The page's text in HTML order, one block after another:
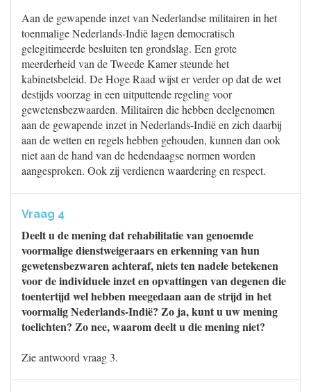
Aan de gewapende inzet van Nederlandse militairen in het
toenmalige Nederlands-Indië lagen democratisch
gelegitimeerde besluiten ten grondslag. Een grote
meerderheid van de Tweede Kamer steunde het
kabinetsbeleid. De Hoge Raad wijst er verder op dat de wet
destijds voorzag in een uitputtende regeling voor
gewetensbezwaarden. Militairen die hebben deelgenomen
aan de gewapende inzet in Nederlands-Indië en zich daarbij
aan de wetten en regels hebben gehouden, kunnen dan ook
niet aan de hand van de hedendaagse normen worden
aangesproken. Ook zij verdienen waardering en respect.
Vraag 4
Deelt u de mening dat rehabilitatie van genoemde
voormalige dienstweigeraars en erkenning van hun
gewetensbezwaren achteraf, niets ten nadele betekenen
voor de individuele inzet en opvattingen van degenen die
toentertijd wel hebben meegedaan aan de strijd in het
voormalig Nederlands-Indië? Zo ja, kunt u uw mening
toelichten? Zo nee, waarom deelt u die mening niet?
Zie antwoord vraag 3.